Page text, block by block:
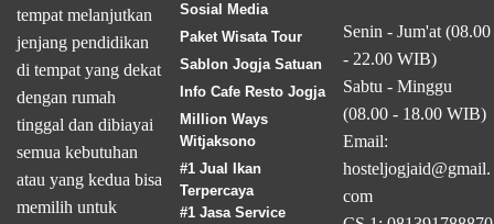
tempat melanjutkan
jenjang pendidikan
di tempat yang dekat
dengan rumah
tinggal dan dibiayai
semua kebutuhan
atau yang kedua bisa
memilih untuk
Sosial Media
Paket Wisata Tour
Sablon Jogja Satuan
Info Cafe Resto Jogja
Million Ways
Witjaksono
#1 Jual Ikan
Terpercaya
#1 Jasa Service
Senin - Jum'at (08.00
- 22.00 WIB)
Sabtu - Minggu
(08.00 - 18.00 WIB)
Email:
hosteljogjaid@gmail.
com